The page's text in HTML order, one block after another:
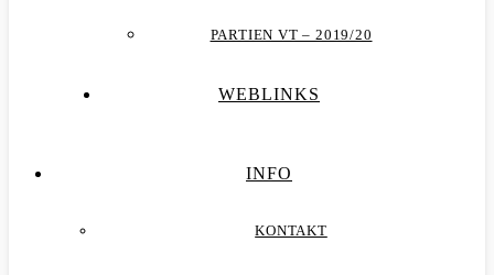
PARTIEN VT – 2019/20
WEBLINKS
INFO
KONTAKT